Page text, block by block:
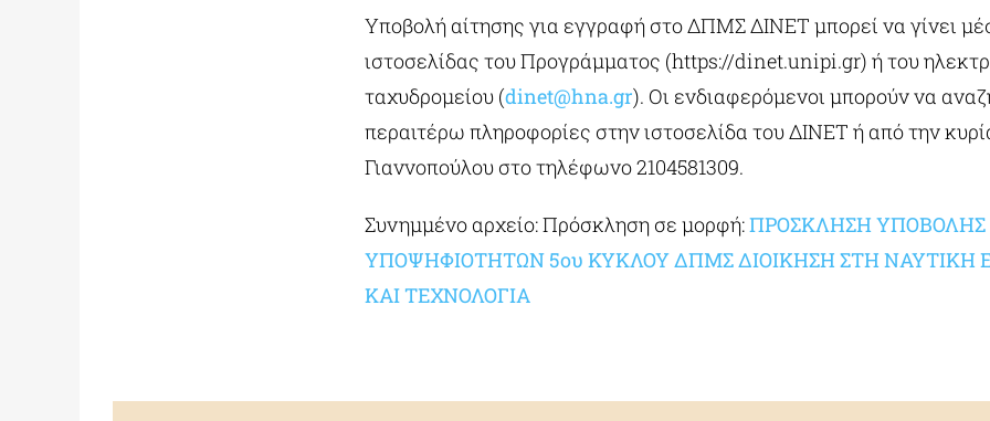
Υποβολή αίτησης για εγγραφή στο ΔΠΜΣ ΔΙΝΕΤ μπορεί να γίνει
ιστοσελίδας του Προγράμματος (https://dinet.unipi.gr) ή του
ταχυδρομείου (dinet@hna.gr). Οι ενδιαφερόμενοι μπορούν να
περαιτέρω πληροφορίες στην ιστοσελίδα του ΔΙΝΕΤ ή από την
Γιαννοπούλου στο τηλέφωνο 2104581309.
Συνημμένο αρχείο: Πρόσκληση σε μορφή:ΠΡΟΣΚΛΗΣΗ ΥΠΟΒΟΛΗΣ
ΥΠΟΨΗΦΙΟΤΗΤΩΝ 5ου ΚΥΚΛΟΥ ΔΠΜΣ ΔΙΟΙΚΗΣΗ ΣΤΗ ΝΑΥΤΙΚΗ
ΚΑΙ ΤΕΧΝΟΛΟΓΙΑ